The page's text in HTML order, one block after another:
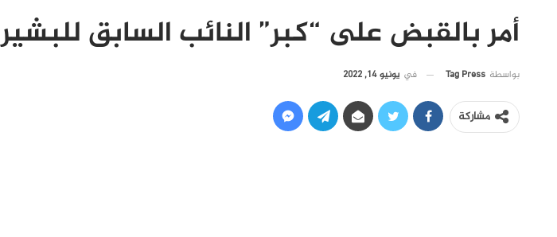
أمر بالقبض على “كبر” النائب السابق للبشير
بواسطة Tag Press في يونيو 14, 2022
مشاركة